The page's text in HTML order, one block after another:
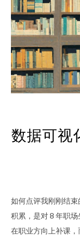
数据可视
如何点评我刚刚结
积累，是对 8 年职
在职业方向上补课，